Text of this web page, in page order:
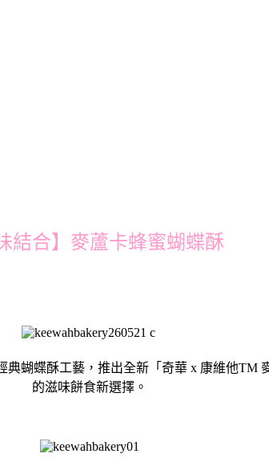
結合】麥蘆卡蜂蜜蝴蝶酥
蝴蝶酥工藝，推出全新「奇華 x 康維他TM
的滋味餅食新選擇。